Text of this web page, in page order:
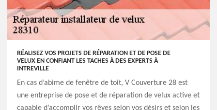
RÉALISEZ VOS PROJETS DE RÉPARATION ET DE POSE DE
VELUX EN CONFIANT LES TACHES À DES EXPERTS À
INTREVILLE
En cas d’abime de fenêtre de toit, V Couverture 28 est
une entreprise de pose et de réparation de velux active et
capable d’accomplir vos rêves selon vos désirs et selon les